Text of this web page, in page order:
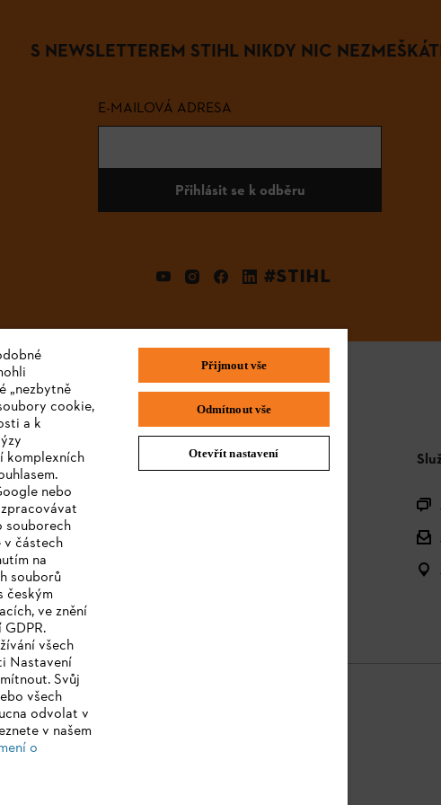
S NEWSLETTEREM STIHL NIKDY NIC
E-MAILOVÁ ADRESA
Přihlásit se k odběru
#STIHL
Cookies
„nezbytně
cookie,
a k
komplexních
nebo
souborech
v částech
na
souborů
českým
ve znění
všech
Nastavení
Svůj
všech
odvolat v
v našem
o
Přijmout vše
Odmítnout vše
Otevřít nastavení